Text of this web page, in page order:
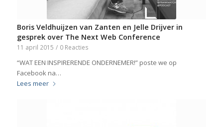
Boris Veldhuijzen van Zanten en Jelle Drijver in
gesprek over The Next Web Conference
11 april 2015 / 0 Reacties
“WAT EEN INSPIRERENDE ONDERNEMER!” poste we op
Facebook na…
Lees meer